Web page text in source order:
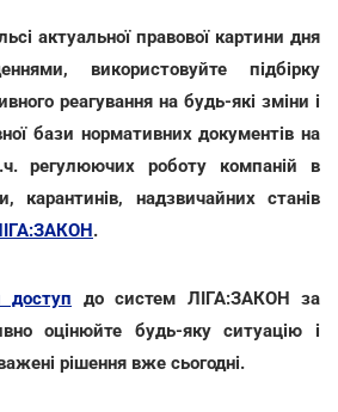
актуальної правової картини дня
використовуйте підбірку
реагування на будь-які зміни і
бази нормативних документів на
регулюючих роботу компаній в
карантинів, надзвичайних станів
.
доступ до систем ЛІГА:ЗАКОН за
оцінюйте будь-яку ситуацію і
рішення вже сьогодні.